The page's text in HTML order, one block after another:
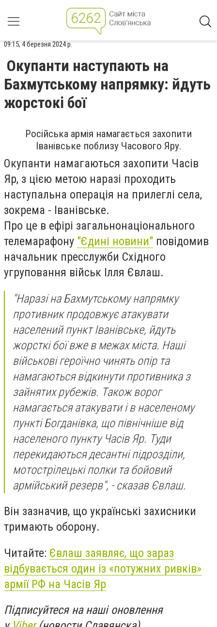
09:15, 4 березня 2024 р.
Окупанти наступають на
Бахмутському напрямку: йдуть
жорстокі бої
Російська армія намагається захопити
Іванівське поблизу Часового Яру.
Окупанти намагаються захопити Часів
Яр, з цією метою наразі проходить
наступальна операція на прилеглі села,
зокрема - Іванівське.
Про це в ефірі загальнонаціонального
телемарафону "Єдині новини" повідомив
начальник пресслужби Східного
угруповання військ Ілля Євлаш.
"Наразі на Бахмутському напрямку
противник продовжує атакувати
населений пункт Іванівське, йдуть
жорсткі бої вже в межах міста. Наші
військові героїчно чинять опір та
намагаються відкинути противника з
зайнятих рубежів. Також ворог
намагається атакувати і в населеному
пункті Богданівка, що північніше від
населеного пункту Часів Яр. Туди
перекидаються десантні підрозділи,
мотострілецькі полки та бойовий
армійський резерв", - сказав Євлаш.
Він зазначив, що українські захисники
тримають оборону.
Читайте: Євлаш заявляє, що зараз
відбувається один із «потужних ривків»
армії РФ на Часів Яр
Підписуйтеся на наші оновлення